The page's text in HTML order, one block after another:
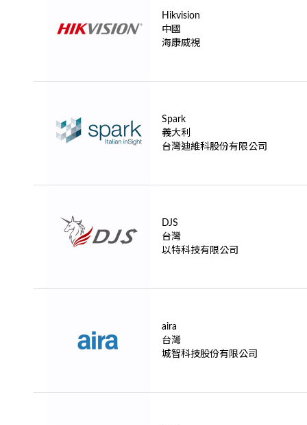
Hikvision
中國
海康威視
Spark
義大利
台灣迪維科股份有限公司
DJS
台灣
以特科技有限公司
aira
台灣
城智科技股份有限公司